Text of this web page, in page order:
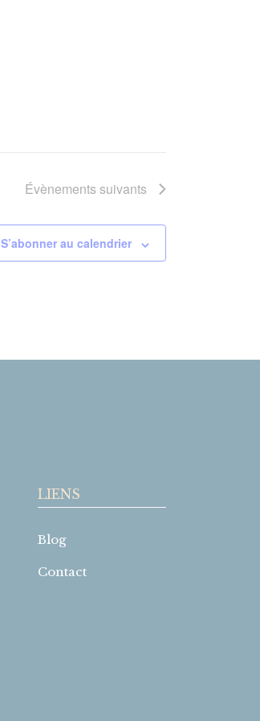
Évènements suivants
S’abonner au calendrier
LIENS
Blog
Contact